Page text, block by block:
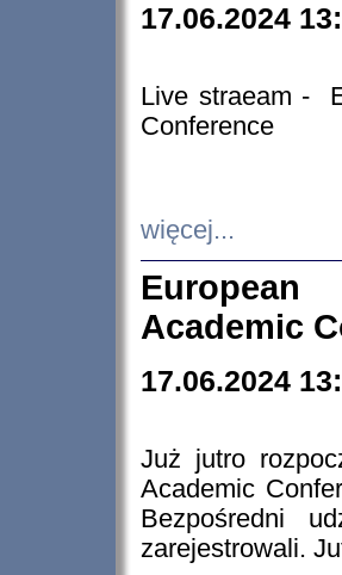
17.06.2024
Live straeam -
Conference
więcej...
European
Academic
17.06.2024
Już jutro
Academic
Bezpośredni
zarejestrowali.